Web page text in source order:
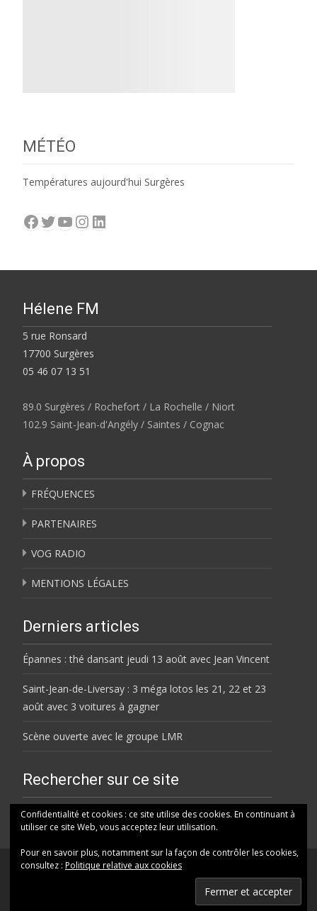
MÉTÉO
Températures aujourd'hui Surgères
Facebook
Twitter
YouTube
Instagram
LinkedIn
Hélene FM
5 rue Ronsard
17700 Surgères
05 46 07 13 51
89.0 Surgères / Rochefort / La Rochelle / Niort
102.9 Saint-Jean-d'Angély / Saintes / Cognac
À propos
FRÉQUENCES
PARTENAIRES
VOG RADIO
MENTIONS LÉGALES
Derniers articles
Épannes : thé dansant jeudi 13 août avec Jean Vincent
Saint-Jean-de-Liversay : 3 méga lotos les 21, 22 et 23
août avec 3 voitures à gagner
Scène ouverte avec le groupe LMR
Rechercher sur ce site
Rechercher
Confidentialité et cookies : ce site utilise des cookies. En continuant à
utiliser ce site Web, vous acceptez leur utilisation.
Pour en savoir plus, notamment sur la façon de contrôler les cookies,
consultez : Politique relative aux cookies